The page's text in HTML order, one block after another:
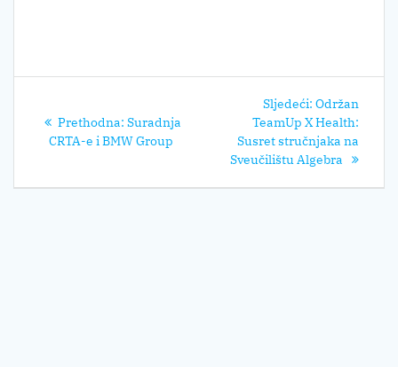
objava
Prethodna: Prethodni
post:
Suradnja
CRTA-e i BMW Group
Sljedeći: Sljedeći
post:
Održan
TeamUp X Health:
Susret stručnjaka na
Sveučilištu Algebra